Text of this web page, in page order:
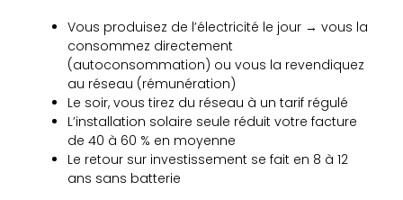
Vous produisez de l’électricité le jour → vous la
consommez directement
(autoconsommation) ou vous la revendiquez
au réseau (rémunération)
Le soir, vous tirez du réseau à un tarif régulé
L’installation solaire seule réduit votre facture
de 40 à 60 % en moyenne
Le retour sur investissement se fait en 8 à 12
ans sans batterie